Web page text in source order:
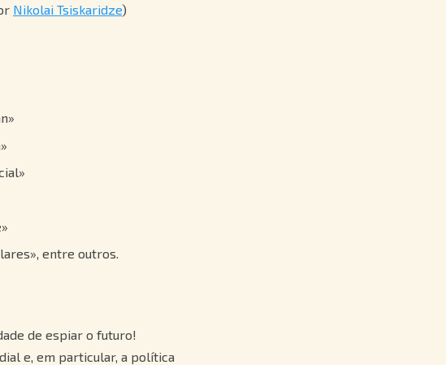
Nikolai Tsiskaridze)
entre outros.
de espiar o futuro!
e, em particular, a política